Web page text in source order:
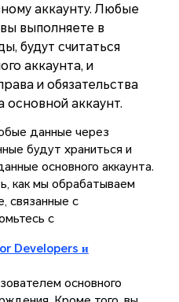
аккаунту. Любые
выполняете в
будут считаться
аккаунта, и
и обязательства
основной аккаунт.
данные через
будут храниться и
основного аккаунта.
как мы обрабатываем
связанные с
с
Developers и
основного